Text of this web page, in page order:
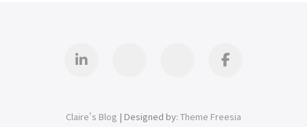
Linkedin iThomeFacebook
Claire's Blog | Designed by: Theme Freesia